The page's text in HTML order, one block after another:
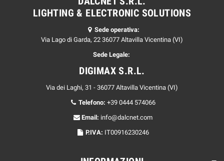
LIGHTING & ELECTRONIC SOLUTIONS
Sede operativa:
Via Lago di Garda, 22 36077 Altavilla Vicentina (VI)
Sede Legale:
DIGIMAX S.R.L.
Via dei Laghi, 31 - 36077 Altavilla Vicentina (VI)
Telefono: +39 0444 574066
Email: info@dalcnet.com
P.IVA: IT00916230246